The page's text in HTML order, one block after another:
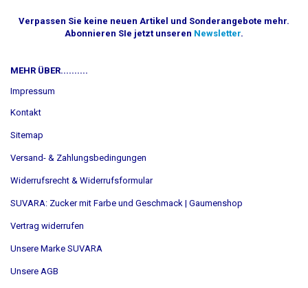
Verpassen Sie keine neuen Artikel und Sonderangebote mehr.
Abonnieren SIe jetzt unseren Newsletter.
MEHR ÜBER..........
Impressum
Kontakt
Sitemap
Versand- & Zahlungsbedingungen
Widerrufsrecht & Widerrufsformular
SUVARA: Zucker mit Farbe und Geschmack | Gaumenshop
Vertrag widerrufen
Unsere Marke SUVARA
Unsere AGB